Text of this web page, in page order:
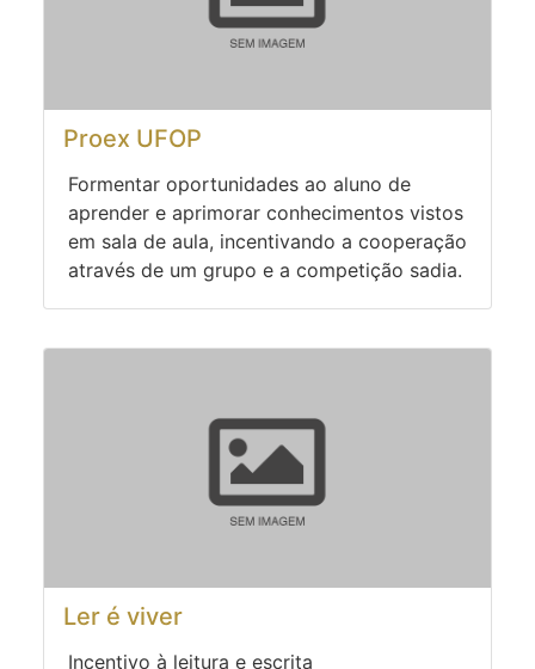
Proex UFOP
Formentar oportunidades ao aluno de
aprender e aprimorar conhecimentos vistos
em sala de aula, incentivando a cooperação
através de um grupo e a competição sadia.
Ler é viver
Incentivo à leitura e escrita